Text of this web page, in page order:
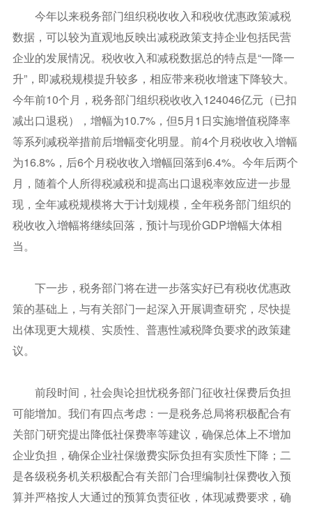
今年以来税务部门组织税收收入和税收优惠政策减税
数据，可以较为直观地反映出减税政策支持企业包括民营
企业的发展情况。税收收入和减税数据总的特点是“一降一
升”，即减税规模提升较多，相应带来税收增速下降较大。
今年前10个月，税务部门组织税收收入124046亿元（已扣
减出口退税），增幅为10.7%，但5月1日实施增值税降率
等系列减税举措前后增幅变化明显。前4个月税收收入增幅
为16.8%，后6个月税收收入增幅回落到6.4%。今年后两个
月，随着个人所得税减税和提高出口退税率效应进一步显
现，全年减税规模将大于计划规模，全年税务部门组织的
税收收入增幅将继续回落，预计与现价GDP增幅大体相
当。
下一步，税务部门将在进一步落实好已有税收优惠政
策的基础上，与有关部门一起深入开展调查研究，尽快提
出体现更大规模、实质性、普惠性减税降负要求的政策建
议。
前段时间，社会舆论担忧税务部门征收社保费后负担
可能增加。我们有四点考虑：一是税务总局将积极配合有
关部门研究提出降低社保费率等建议，确保总体上不增加
企业负担，确保企业社保缴费实际负担有实质性下降；二
是各级税务机关积极配合有关部门合理编制社保费收入预
算并严格按人大通过的预算负责征收，体现减费要求，确